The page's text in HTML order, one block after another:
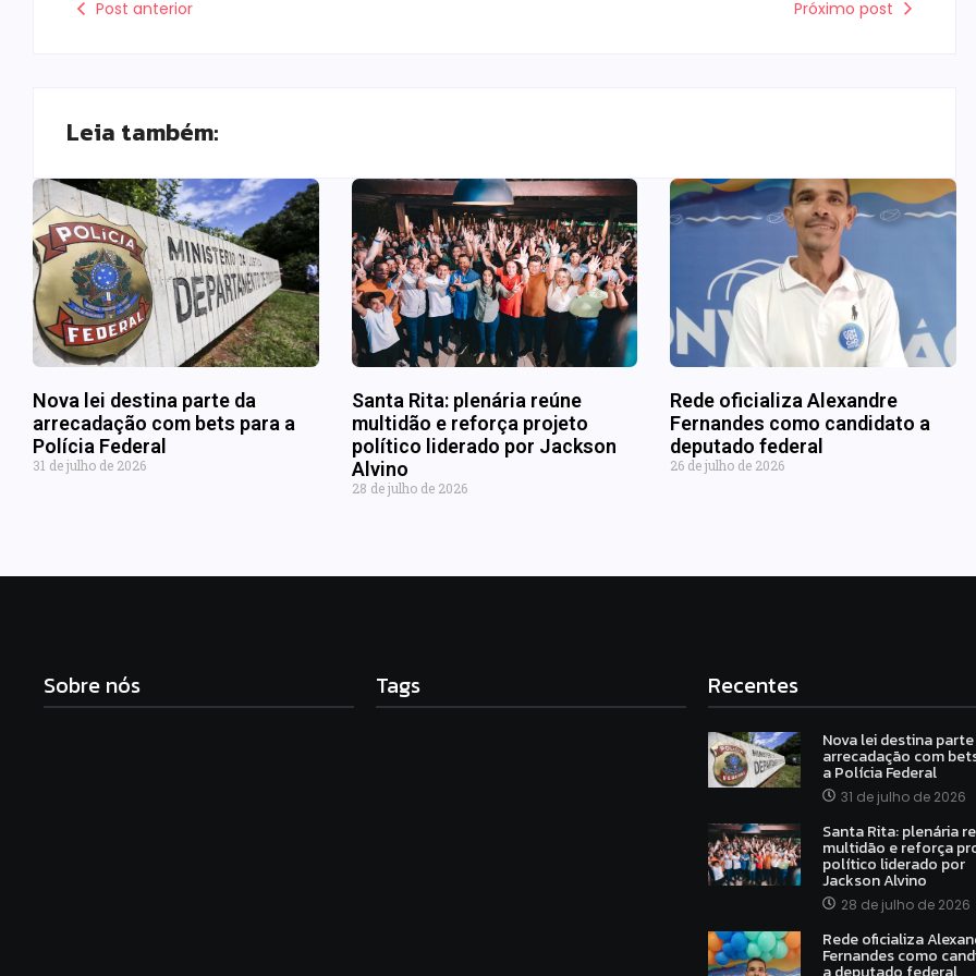
Post anterior Próximo post
Leia também:
Nova lei destina parte da
arrecadação com bets para a
Polícia Federal
31 de julho de 2026
Santa Rita: plenária reúne
multidão e reforça projeto
político liderado por Jackson
Alvino
28 de julho de 2026
Rede oficializa Alexandre
Fernandes como candidato a
deputado federal
26 de julho de 2026
Sobre nós Tags Recentes
Nova lei destina
arrecadação com
a Polícia Federal
31 de julho de 2026
Santa Rita: plenária
multidão e reforça
político liderado por
Jackson Alvino
28 de julho de 2026
Rede oficializa
Fernandes como